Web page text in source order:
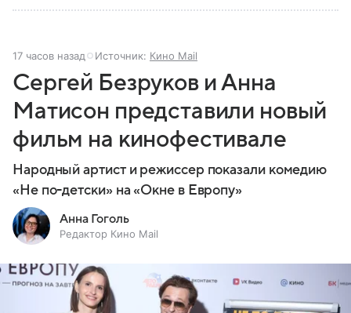
17 часов назад Источник: Кино Mail
Сергей Безруков и Анна
Матисон представили новый
фильм на кинофестивале
Народный артист и режиссер показали комедию
«Не по-детски» на «Окне в Европу»
Анна Гоголь
Редактор Кино Mail